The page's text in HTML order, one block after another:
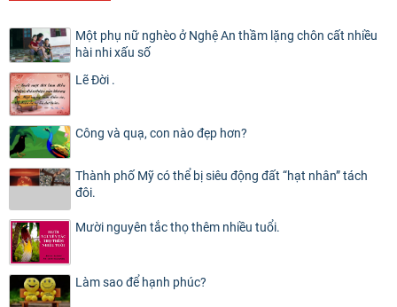
Một phụ nữ nghèo ở Nghệ An thầm lặng chôn cất nhiều
hài nhi xấu số
Lẽ Đời .
Công và quạ, con nào đẹp hơn?
Thành phố Mỹ có thể bị siêu động đất “hạt nhân” tách
đôi.
Mười nguyên tắc thọ thêm nhiều tuổi.
Làm sao để hạnh phúc?